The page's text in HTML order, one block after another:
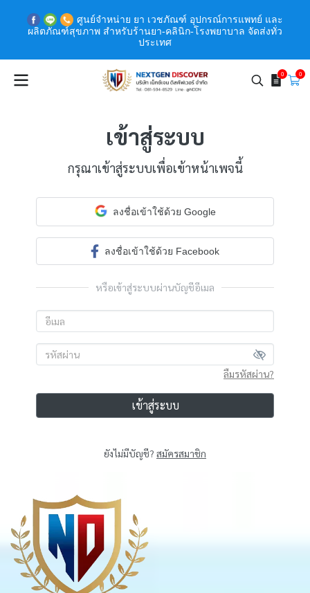
ศูนย์จำหน่าย ยา เวชภัณฑ์ อุปกรณ์การแพทย์ และ
ผลิตภัณฑ์สุขภาพ สำหรับร้านยา-คลินิก-โรงพยาบาล จัดส่งทั่ว
ประเทศ
0 0
เข้าสู่ระบบ
กรุณาเข้าสู่ระบบเพื่อเข้าหน้าเพจนี้
ลงชื่อเข้าใช้ด้วย Google
ลงชื่อเข้าใช้ด้วย Facebook
หรือเข้าสู่ระบบผ่านบัญชีอีเมล
ลืมรหัสผ่าน?
เข้าสู่ระบบ
ยังไม่มีบัญชี? สมัครสมาชิก